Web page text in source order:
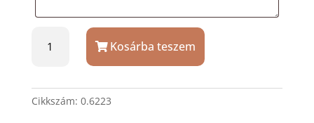
Victorinox
svájci
Kosárba teszem
Cikkszám: 0.6223